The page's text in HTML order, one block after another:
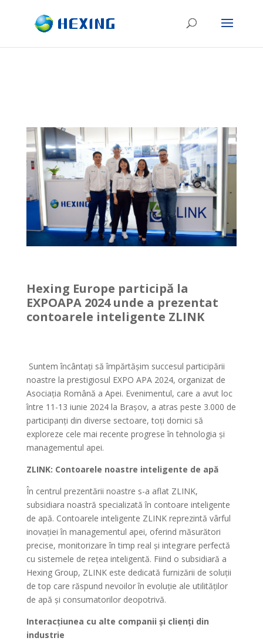
Hexing Europe participă la
EXPOAPA 2024 unde a prezentat
contoarele inteligente ZLINK
Suntem încântați să împărtășim succesul participării
noastre la prestigiosul EXPO APA 2024, organizat de
Asociația Română a Apei. Evenimentul, care a avut loc
între 11-13 iunie 2024 la Brașov, a atras peste 3.000 de
participanți din diverse sectoare, toți dornici să
exploreze cele mai recente progrese în tehnologia și
managementul apei.
ZLINK: Contoarele noastre inteligente de apă
În centrul prezentării noastre s-a aflat ZLINK,
subsidiara noastră specializată în contoare inteligente
de apă. Contoarele inteligente ZLINK reprezintă vârful
inovației în managementul apei, oferind măsurători
precise, monitorizare în timp real și integrare perfectă
cu sistemele de rețea inteligentă. Fiind o subsidiară a
Hexing Group, ZLINK este dedicată furnizării de soluții
de top care răspund nevoilor în evoluție ale utilităților
de apă și consumatorilor deopotrivă.
Interacțiunea cu alte companii și clienți din
industrie